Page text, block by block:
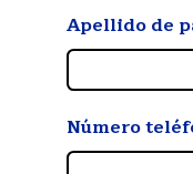
Apellido de
Número